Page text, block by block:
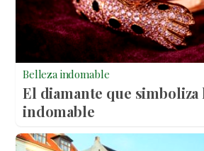
Belleza indomable
El diamante que
indomable